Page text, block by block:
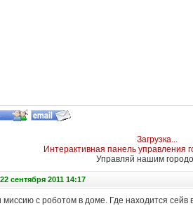
Загрузка...
Интерактивная панель управления
Управляй нашим
сентября 2011 14:17
миссию с роботом в доме. Где находится сейв